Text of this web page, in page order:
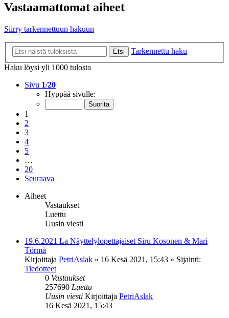
Vastaamattomat aiheet
Siirry tarkennettuun hakuun
Etsi
Tarkennettu haku
Haku löysi yli 1000 tulosta
Sivu 1/20
Hyppää sivulle:
1
2
3
4
5
…
20
Seuraava
Aiheet
Vastaukset
Luettu
Uusin viesti
19.6.2021 La Näyttelylopettajaiset Siru Kosonen & Mari
Törmä
Kirjoittaja PetriAslak » 16 Kesä 2021, 15:43 » Sijainti:
Tiedotteet
0 Vastaukset
257690 Luettu
Uusin viesti Kirjoittaja PetriAslak
16 Kesä 2021, 15:43